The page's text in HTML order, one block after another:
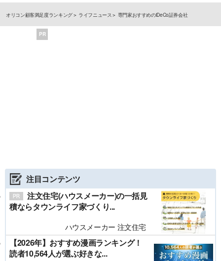
オリコン顧客満足度ランキング ライフニュース 専門家おすすめのiDeCo証券会社
PR
注目コンテンツ
注文住宅(ハウスメーカー)の一括見
積ならタウンライフ家づくり...
ハウスメーカー 注文住宅
【2026年】おすすめ漫画ランキング！
読者10,564人が選ぶ好きな...